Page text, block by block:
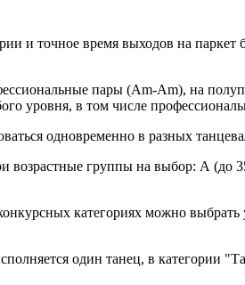
и точное время выходов на паркет
пары (Am-Am), на
уровня, в том числе
одновременно в разных
возрастные группы на выбор: А (до
категориях можно
один танец, в категории